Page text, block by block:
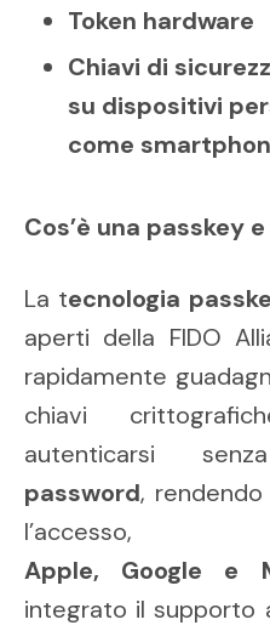
Token hardware
Chiavi di
su dispositivi
come
Cos’è una passkey
La tecnologia
aperti della FIDO
rapidamente
chiavi
autenticarsi
password,
Apple, Google e
integrato il supporto